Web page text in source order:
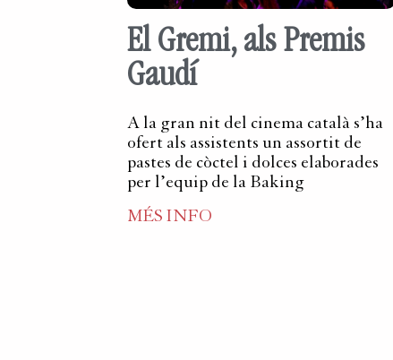
El Gremi, als Premis
Gaudí
A la gran nit del cinema català s’ha
ofert als assistents un assortit de
pastes de còctel i dolces elaborades
per l’equip de la Baking
MÉS INFO